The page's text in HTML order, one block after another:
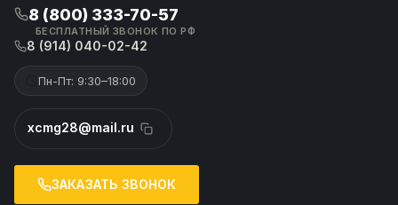
8 (800) 333-70-57
БЕСПЛАТНЫЙ ЗВОНОК ПО РФ
8 (914) 040-02-42
Пн-Пт: 9:30–18:00
xcmg28@mail.ru
ЗАКАЗАТЬ ЗВОНОК